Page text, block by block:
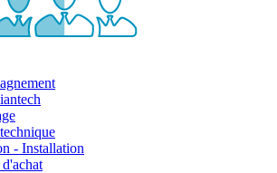
- Installation